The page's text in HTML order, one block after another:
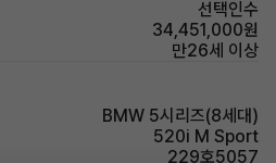
선택인수
34,451,000원
만26세 이상
BMW 5시리즈(8세대)
520i M Sport
229호5057